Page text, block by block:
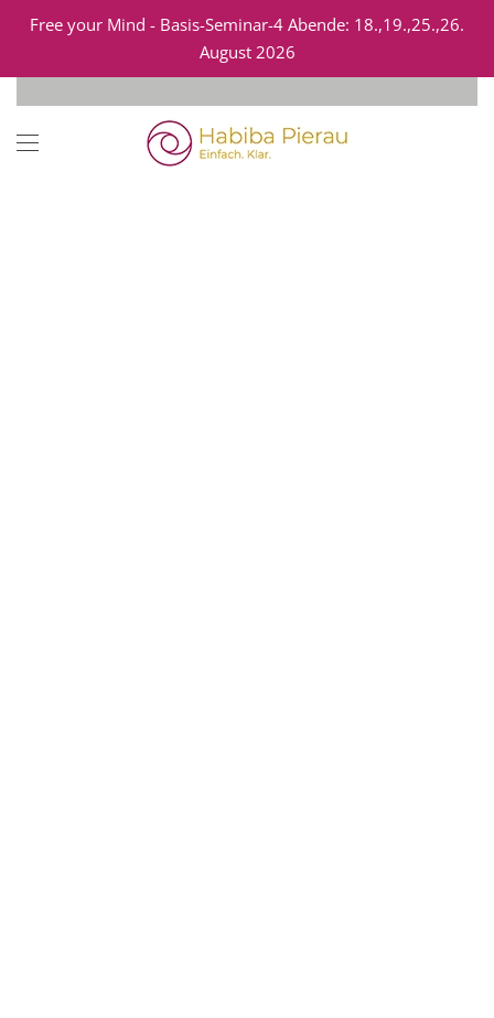
Free your Mind - Basis-Seminar-4 Abende: 18.,19.,25.,26.
August 2026
Zum Hauptinhalt springen
AUSBDILUNG ZUR
COACH:IN FÜR
THE WORK (VTW)